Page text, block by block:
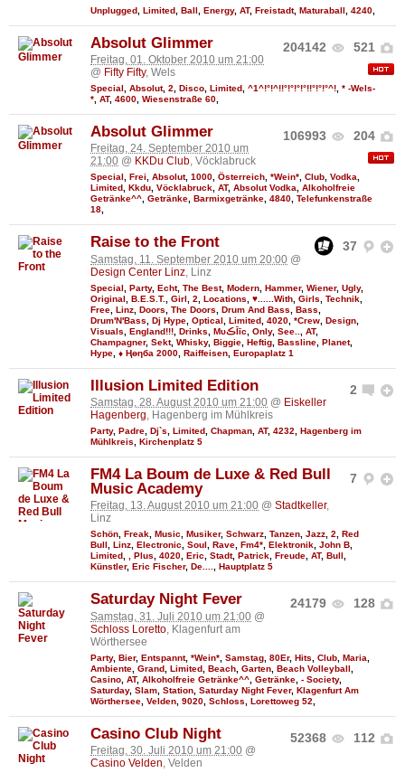
Unplugged Limited Ball Energy, AT, Freistadt, Maturaball 4240
204142 521
Absolut Glimmer
Freitag, 01. Oktober 2010 um 21:00
@ Fifty Fifty, Wels
Special Absolut, 2 Disco Limited ^1^!°!^!!°!°!°!°!!°!°!°^! * -Wels-
* AT, 4600 Wiesenstraße 60
106993 204
Absolut Glimmer
Freitag, 24. September 2010 um
21:00 @ KKDu Club, Vöcklabruck
Special, Frei, Absolut, 1000, Österreich, *Wein*, Club, Vodka,
Limited, Kkdu, Vöcklabruck, AT, Absolut Vodka, Alkoholfreie
Getränke^^, Getränke, Barmixgetränke, 4840, Telefunkenstraße
18,
37
Raise to the Front
Samstag, 11. September 2010 um 20:00 @
Design Center Linz , Linz
Special Party, Echt, The Best, Modern Hammer, Wiener, Ugly,
Original
B.E.S.T. Girl 2 Locations ♥......With Girls Technik
Free Linz Doors The Doors Drum And Bass Bass
Drum'N'Bass
Dj Hype Optical Limited 4020 *Crew Design
Visuals
England!!! Drinks MυڪĪīc Only, See.. AT,
Champagner, Sekt, Whisky, Biggie Heftig Bassline Planet,
Hype ♦ Ңөηба 2000 Raiffeisen Europaplatz 1
2
Illusion Limited Edition
Samstag, 28. August 2010 um 21:00 @ Eiskeller
Hagenberg, Hagenberg im Mühlkreis
Party, Padre Dj`s Limited Chapman AT, 4232
Hagenberg im
Mühlkreis
Kirchenplatz 5
7
FM4 La Boum de Luxe & Red Bull
Music Academy
Freitag, 13. August 2010 um 21:00 @ Stadtkeller,
Linz
Schön, Freak, Music, Musiker, Schwarz, Tanzen, Jazz, 2, Red
Bull , Linz, Electronic, Soul , Rave, Fm4*, Elektronik, John B,
Limited, , Plus, 4020, Eric, Stadt, Patrick, Freude, AT, Bull ,
Künstler, Eric Fischer, De...., Hauptplatz 5
24179 128
Saturday Night Fever
Samstag, 31. Juli 2010 um 21:00 @
Schloss Loretto , Klagenfurt am
Wörthersee
Party, Bier, Entspannt, *Wein* Samstag 80Er, Hits Club Maria
Ambiente Grand Limited Beach Garten Beach Volleyball
Casino AT, Alkoholfreie Getränke^^ Getränke - Society,
Saturday, Slam Station Saturday Night Fever, Klagenfurt Am
Wörthersee Velden 9020 Schloss Lorettoweg 52
52368 112
Casino Club Night
Freitag, 30. Juli 2010 um 21:00 @
Casino Velden, Velden